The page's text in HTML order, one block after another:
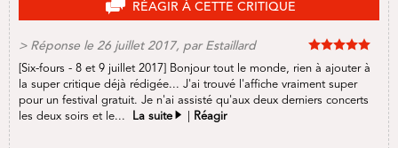
RÉAGIR À CETTE CRITIQUE
> Réponse le 26 juillet 2017, par Estaillard
[Six-fours - 8 et 9 juillet 2017] Bonjour tout le monde, rien à ajouter à
la super critique déjà rédigée... J'ai trouvé l'affiche vraiment super
pour un festival gratuit. Je n'ai assisté qu'aux deux derniers concerts
les deux soirs et le...
La suite Réagir